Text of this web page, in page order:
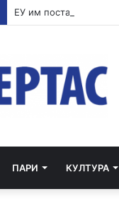
ЕУ им постави
ПАРИ КУЛТУРА